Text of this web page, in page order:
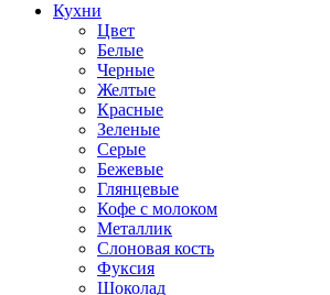
Кухни
Цвет
Белые
Черные
Желтые
Красные
Зеленые
Серые
Бежевые
Глянцевые
Кофе с молоком
Металлик
Слоновая кость
Фуксия
Шоколад